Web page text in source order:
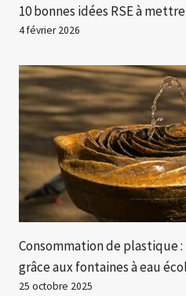
10 bonnes idées RSE à
4 février 2026
Consommation de plastique :
grâce aux fontaines à eau
25 octobre 2025